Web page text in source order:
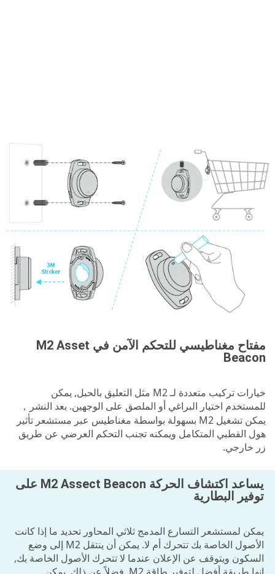
مفتاح مغناطيسي للتحكم الآمن في M2 Asset
Beacon
خيارات تركيب متعددة لـ M2 مثل التعليق بالحبل, يمكن
للمستخدم اختيار البراغي أو الملصق على الوجهين. بعد النشر，
يمكن تشغيل M2 بسهولة بواسطة مغناطيس عبر مستشعر تأثير
هول القطبي المتكامل ويمكنه تجنب التحكم العرضي عن طريق
زر خارجي.
يساعد اكتشاف الحركة M2 Assect Beacon على
توفير البطارية
يمكن لمستشعر التسارع المدمج ثلاثي المحاور تحديد ما إذا كانت
الأصول الخاصة بك تتحرك أم لا. يمكن أن ينتقل M2 إلى وضع
السكون ويتوقف عن الإعلان عندما لا تتحرك الأصول الخاصة بك,